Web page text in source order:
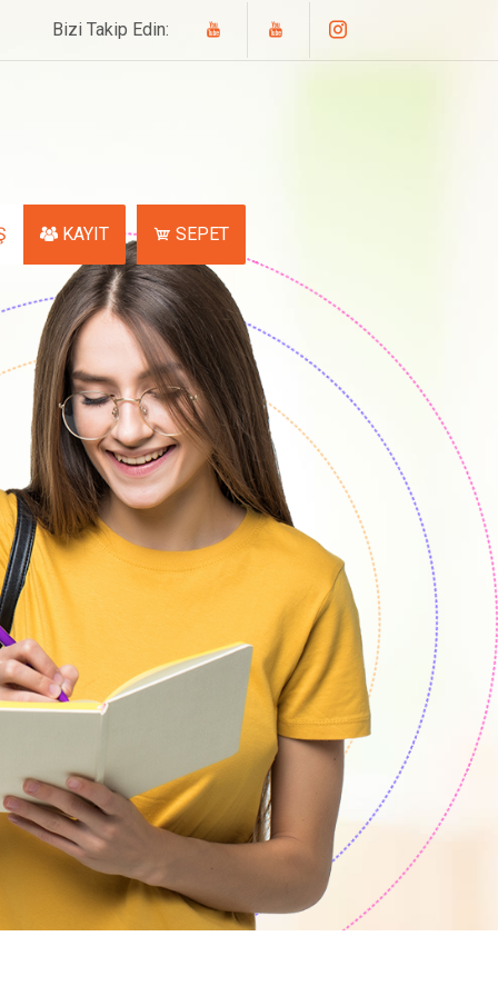
Bizi Takip Edin:
KAYIT SEPET